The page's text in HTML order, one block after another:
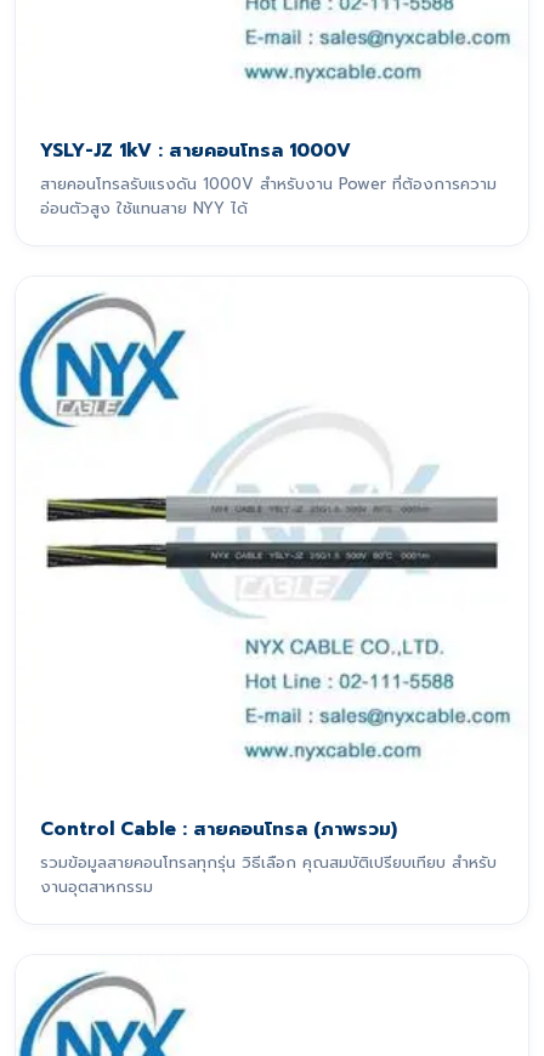
YSLY-JZ 1kV : สายคอนโทรล 1000V
สายคอนโทรลรับแรงดัน 1000V สำหรับงาน Power ที่ต้องการความ
อ่อนตัวสูง ใช้แทนสาย NYY ได้
Control Cable : สายคอนโทรล (ภาพรวม)
รวมข้อมูลสายคอนโทรลทุกรุ่น วิธีเลือก คุณสมบัติเปรียบเทียบ สำหรับ
งานอุตสาหกรรม